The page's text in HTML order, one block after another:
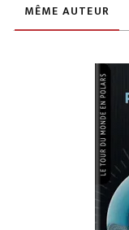
MÊME AUTEUR